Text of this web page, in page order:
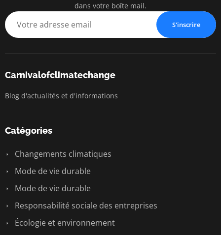
dans votre boîte mail.
S'inscrire
Carnivalofclimatechange
Blog d'actualités et d'informations
Catégories
Changements climatiques
Mode de vie durable
Mode de vie durable
Responsabilité sociale des entreprises
Écologie et environnement